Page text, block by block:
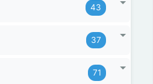
43
37
71